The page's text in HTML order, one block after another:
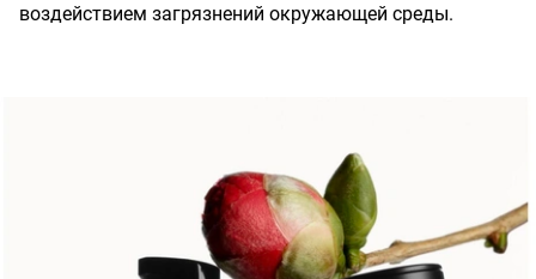
воздействием загрязнений окружающей среды.